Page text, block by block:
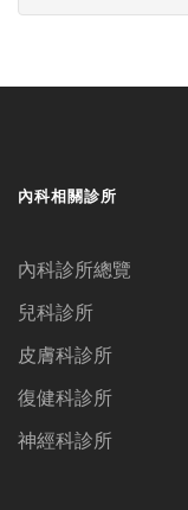
內科相關診所
內科診所總覽
兒科診所
皮膚科診所
復健科診所
神經科診所